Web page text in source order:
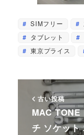
SIMフリー
タブレット
東京プライス
古い投稿
MAC
チ ソケッ